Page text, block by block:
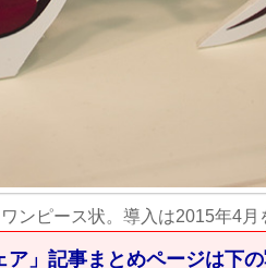
ンピース状。導入は2015年4月
」記事まとめページは下